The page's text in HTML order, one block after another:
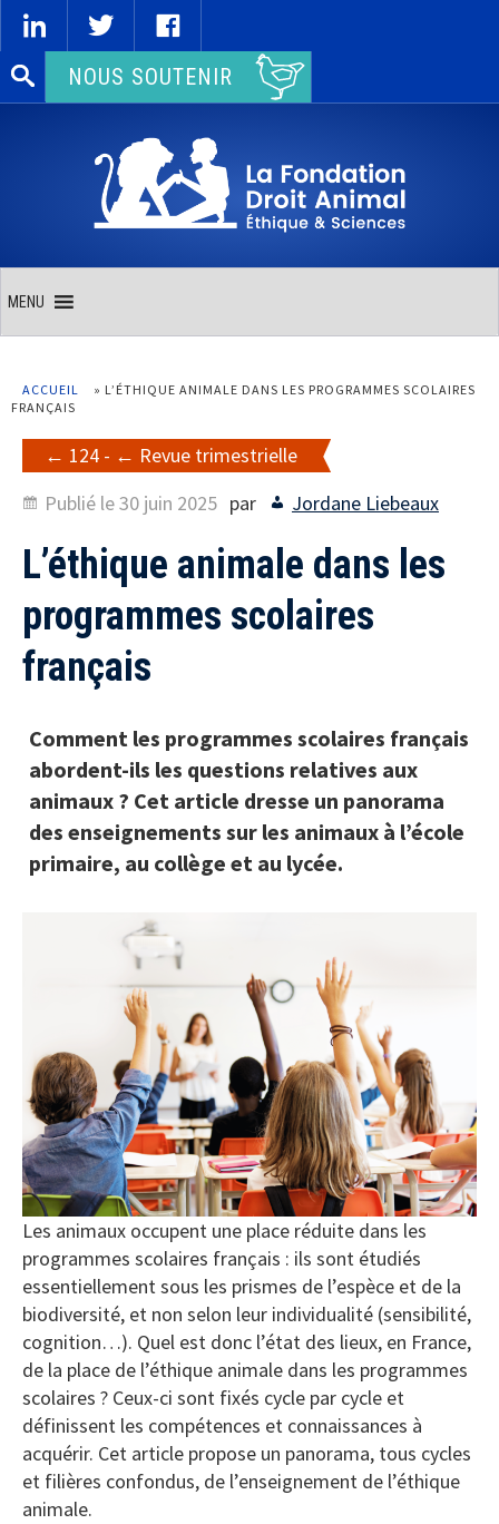
Rechercher :NOUS SOUTENIR
MENU
ACCUEIL » L’ÉTHIQUE ANIMALE DANS LES PROGRAMMES SCOLAIRES
FRANÇAIS
124 -
Revue trimestrielle
Publié le30 juin 2025 par Jordane Liebeaux
L’éthique animale dans les
programmes scolaires
français
Comment les programmes scolaires français
abordent-ils les questions relatives aux
animaux ? Cet article dresse un panorama
des enseignements sur les animaux à l’école
primaire, au collège et au lycée.
Les animaux occupent une place réduite dans les
programmes scolaires français : ils sont étudiés
essentiellement sous les prismes de l’espèce et de la
biodiversité, et non selon leur individualité (sensibilité,
cognition…). Quel est donc l’état des lieux, en France,
de la place de l’éthique animale dans les programmes
scolaires ? Ceux-ci sont fixés cycle par cycle et
définissent les compétences et connaissances à
acquérir. Cet article propose un panorama, tous cycles
et filières confondus, de l’enseignement de l’éthique
animale.